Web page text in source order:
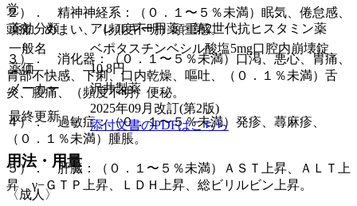
２）． 精神神経系：（０．１〜５％未満）眠気、倦怠感、
頭痛、めまい、（頻度不明）頭重感。
３）． 消化器：（０．１〜５％未満）口渇、悪心、胃痛、
胃部不快感、下痢、口内乾燥、嘔吐、（０．１％未満）舌
炎、腹痛、（頻度不明）便秘。
４）． 過敏症：（０．１〜５％未満）発疹、蕁麻疹、
（０．１％未満）腫脹。
５）． 肝臓：（０．１〜５％未満）ＡＳＴ上昇、ＡＬＴ上
昇、γ−ＧＴＰ上昇、ＬＤＨ上昇、総ビリルビン上昇。
覚
薬効分類
アレルギー用薬 > 第2世代抗ヒスタミン薬
一般名
ベポタスチンベシル酸塩5mg口腔内崩壊錠
薬価
10.8円
メーカー
沢井製薬
最終更新
2025年09月改訂(第2版)
添付文書のPDFはこちら
用法・用量
〈成人〉